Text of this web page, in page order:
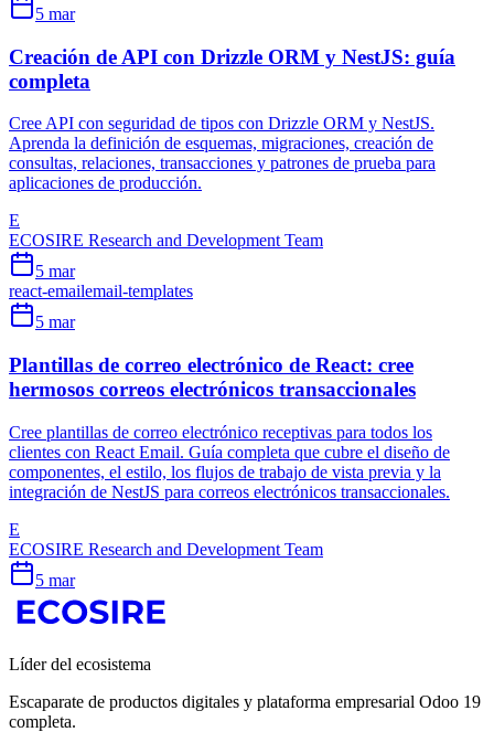
5 mar
Creación de API con Drizzle ORM y NestJS: guía
completa
Cree API con seguridad de tipos con Drizzle ORM y NestJS.
Aprenda la definición de esquemas, migraciones, creación de
consultas, relaciones, transacciones y patrones de prueba para
aplicaciones de producción.
E
ECOSIRE Research and Development Team
5 mar
react-emailemail-templates
5 mar
Plantillas de correo electrónico de React: cree
hermosos correos electrónicos transaccionales
Cree plantillas de correo electrónico receptivas para todos los
clientes con React Email. Guía completa que cubre el diseño de
componentes, el estilo, los flujos de trabajo de vista previa y la
integración de NestJS para correos electrónicos transaccionales.
E
ECOSIRE Research and Development Team
5 mar
Líder del ecosistema
Escaparate de productos digitales y plataforma empresarial Odoo 19
completa.